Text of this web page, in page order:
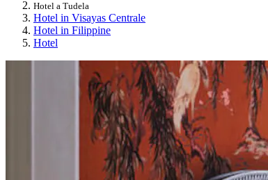
Hotel a Tudela
Hotel in Visayas Centrale
Hotel in Filippine
Hotel